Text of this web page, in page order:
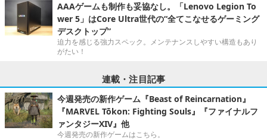
AAAゲームも制作も妥協なし。「Lenovo Legion To
wer 5」はCore Ultra世代の“全てこなせるゲーミング
デスクトップ”
迫力を感じる強力スペック。メンテナンスしやすい構造もあり
がたい！
連載・注目記事
今週発売の新作ゲーム『Beast of Reincarnation』
『MARVEL Tōkon: Fighting Souls』『ファイナルフ
ァンタジーXIV』他
今週発売の新作ゲームはこちら。